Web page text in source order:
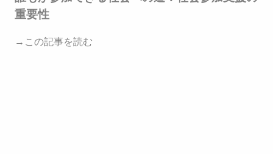
重要性
→この記事を読む